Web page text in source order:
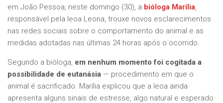
em João Pessoa, neste domingo (30), a bióloga Marília,
responsável pela leoa Leona, trouxe novos esclarecimentos
nas redes sociais sobre o comportamento do animal e as
medidas adotadas nas últimas 24 horas após o ocorrido.
Segundo a bióloga, em nenhum momento foi cogitada a
possibilidade de eutanásia — procedimento em que o
animal é sacrificado. Marília explicou que a leoa ainda
apresenta alguns sinais de estresse, algo natural e esperado